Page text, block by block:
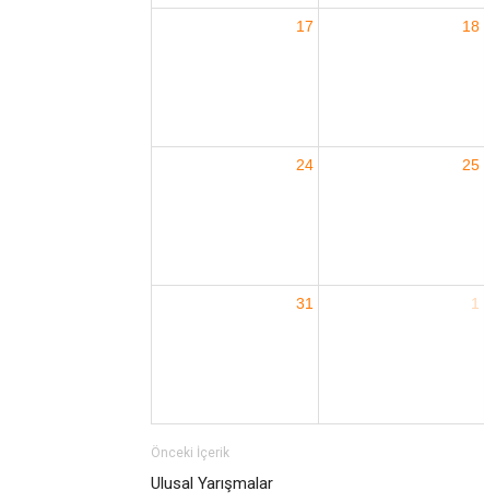
17 18
24 25
31 1
Önceki İçerik
Ulusal Yarışmalar